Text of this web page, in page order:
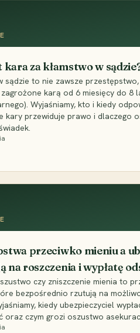
kara za kłamstwo w
sądzie to nie zawsze
karą od 6 miesięcy do 8
Wyjaśniamy, kto i kiedy
kary przewiduje prawo i dlaczego
przeciwko mieniu a
na roszczenia i wypłatę
czy zniszczenie mienia to
bezpośrednio rzutują na
kiedy ubezpieczyciel
oraz czym grozi oszustwo